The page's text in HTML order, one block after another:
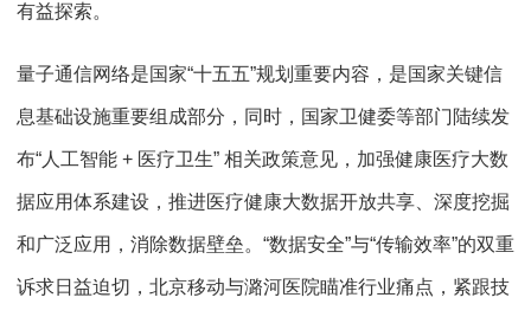
有益探索。
量子通信网络是国家“十五五”规划重要内容，是国家关键信
息基础设施重要组成部分，同时，国家卫健委等部门陆续发
布“人工智能 + 医疗卫生” 相关政策意见，加强健康医疗大数
据应用体系建设，推进医疗健康大数据开放共享、深度挖掘
和广泛应用，消除数据壁垒。“数据安全”与“传输效率”的双重
诉求日益迫切，北京移动与潞河医院瞄准行业痛点，紧跟技